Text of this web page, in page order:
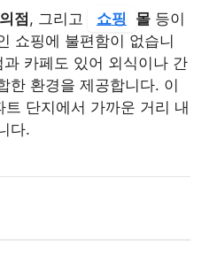
점, 그리고 쇼핑 몰 등이
쇼핑에 불편함이 없습니
카페도 있어 외식이나 간
한 환경을 제공합니다. 이
단지에서 가까운 거리 내
다.